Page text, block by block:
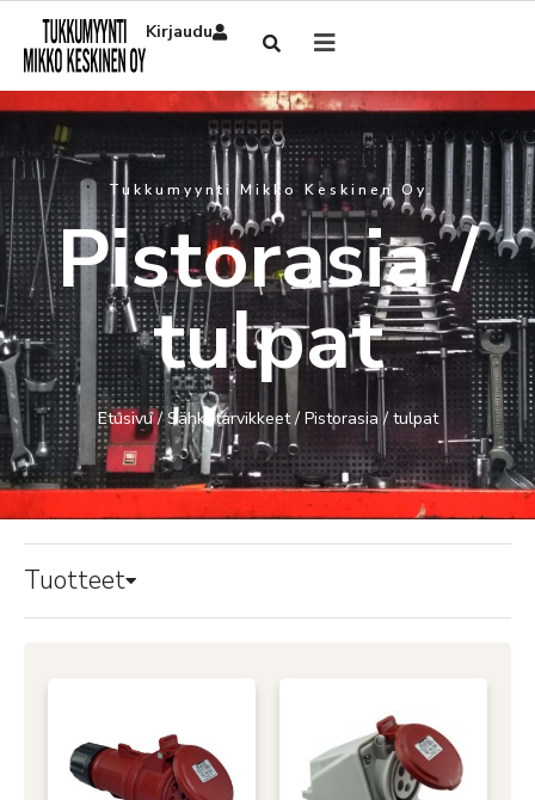
Kirjaudu
Tukkumyynti Mikko Keskinen Oy
Pistorasia /
tulpat
Etusivu/Sähkötarvikkeet/ Pistorasia / tulpat
Tuotteet